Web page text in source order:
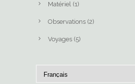
Matériel (1)
Observations (2)
Voyages (5)